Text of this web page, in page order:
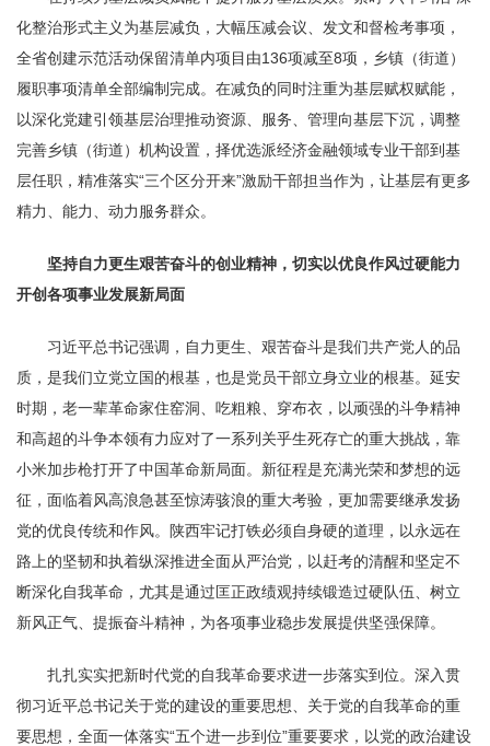
化整治形式主义为基层减负，大幅压减会议、发文和督检考事项，
全省创建示范活动保留清单内项目由136项减至8项，乡镇（街道）
履职事项清单全部编制完成。在减负的同时注重为基层赋权赋能，
以深化党建引领基层治理推动资源、服务、管理向基层下沉，调整
完善乡镇（街道）机构设置，择优选派经济金融领域专业干部到基
层任职，精准落实“三个区分开来”激励干部担当作为，让基层有更多
精力、能力、动力服务群众。
坚持自力更生艰苦奋斗的创业精神，切实以优良作风过硬能力
开创各项事业发展新局面
习近平总书记强调，自力更生、艰苦奋斗是我们共产党人的品
质，是我们立党立国的根基，也是党员干部立身立业的根基。延安
时期，老一辈革命家住窑洞、吃粗粮、穿布衣，以顽强的斗争精神
和高超的斗争本领有力应对了一系列关乎生死存亡的重大挑战，靠
小米加步枪打开了中国革命新局面。新征程是充满光荣和梦想的远
征，面临着风高浪急甚至惊涛骇浪的重大考验，更加需要继承发扬
党的优良传统和作风。陕西牢记打铁必须自身硬的道理，以永远在
路上的坚韧和执着纵深推进全面从严治党，以赶考的清醒和坚定不
断深化自我革命，尤其是通过匡正政绩观持续锻造过硬队伍、树立
新风正气、提振奋斗精神，为各项事业稳步发展提供坚强保障。
扎扎实实把新时代党的自我革命要求进一步落实到位。深入贯
彻习近平总书记关于党的建设的重要思想、关于党的自我革命的重
要思想，全面一体落实“五个进一步到位”重要要求，以党的政治建设